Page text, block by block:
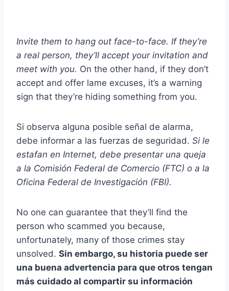
Invite them to hang out face-to-face. If they’re
a real person, they’ll accept your invitation and
meet with you. On the other hand, if they don’t
accept and offer lame excuses, it’s a warning
sign that they’re hiding something from you.
Si observa alguna posible señal de alarma,
debe informar a las fuerzas de seguridad. Si le
estafan en Internet, debe presentar una queja
a la Comisión Federal de Comercio (FTC) o a la
Oficina Federal de Investigación (FBI).
No one can guarantee that they’ll find the
person who scammed you because,
unfortunately, many of those crimes stay
unsolved. Sin embargo, su historia puede ser
una buena advertencia para que otros tengan
más cuidado al compartir su información